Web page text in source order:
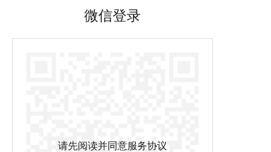
微信登录
请先阅读并同意服务协议